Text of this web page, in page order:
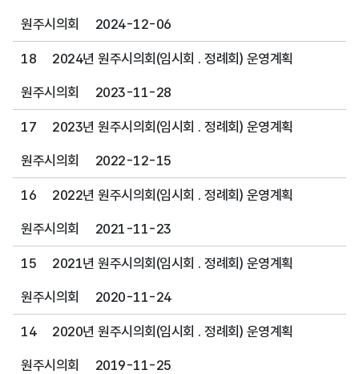
원주시의회 2024-12-06
18 2024년 원주시의회(임시회 . 정례회) 운영계획
원주시의회 2023-11-28
17 2023년 원주시의회(임시회 . 정례회) 운영계획
원주시의회 2022-12-15
16 2022년 원주시의회(임시회 . 정례회) 운영계획
원주시의회 2021-11-23
15 2021년 원주시의회(임시회 . 정례회) 운영계획
원주시의회 2020-11-24
14 2020년 원주시의회(임시회 . 정례회) 운영계획
원주시의회 2019-11-25